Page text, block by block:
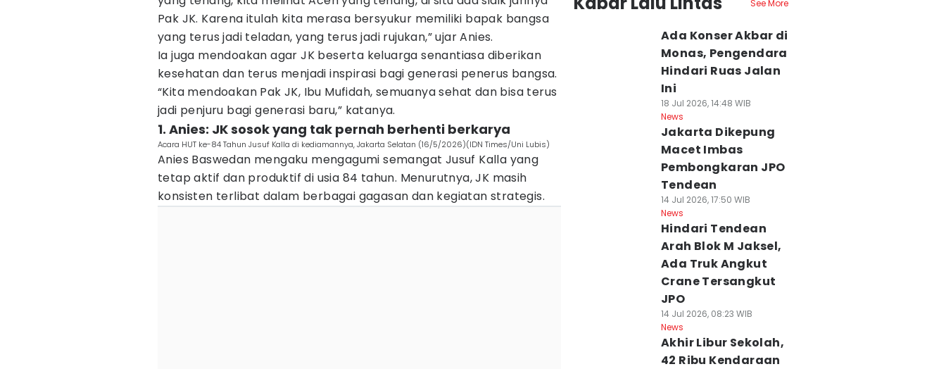
Pak JK. Karena itulah kita merasa bersyukur memiliki bapak bangsa
yang terus jadi teladan, yang terus jadi rujukan,” ujar Anies.
Ia juga mendoakan agar JK beserta keluarga senantiasa diberikan
kesehatan dan terus menjadi inspirasi bagi generasi penerus bangsa.
“Kita mendoakan Pak JK, Ibu Mufidah, semuanya sehat dan bisa terus
jadi penjuru bagi generasi baru,” katanya.
1. Anies: JK sosok yang tak pernah berhenti berkarya
Acara HUT ke-84 Tahun Jusuf Kalla di kediamannya, Jakarta Selatan (16/5/2026)(IDN Times/Uni Lubis)
Anies Baswedan mengaku mengagumi semangat Jusuf Kalla yang
tetap aktif dan produktif di usia 84 tahun. Menurutnya, JK masih
konsisten terlibat dalam berbagai gagasan dan kegiatan strategis.
See More
Ada Konser Akbar di
Monas, Pengendara
Hindari Ruas Jalan
Ini
18 Jul 2026, 14:48 WIB
News
Jakarta Dikepung
Macet Imbas
Pembongkaran JPO
Tendean
14 Jul 2026, 17:50 WIB
News
Hindari Tendean
Arah Blok M Jaksel,
Ada Truk Angkut
Crane Tersangkut
JPO
14 Jul 2026, 08:23 WIB
News
Akhir Libur Sekolah,
42 Ribu Kendaraan